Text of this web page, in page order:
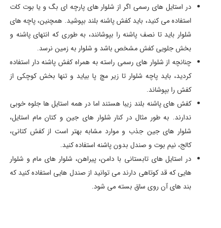
در استایل های رسمی اگر از شلوار های پارچه ای بگ و یا بوت کات
استفاده می کنید، باید کفش پاشنه بلند بپوشید. همچنین، پاچه های
شلوار باید تا نصف پاشنه را بپوشانند، به طوری که انتهای پاشنه و
بخش جلویی کفش مشخص باشد و شلوار به زمین نرسد.
چنانچه از شلوار های رسمی راسته به همراه کفش پاشنه دار استفاده
کردید، باید پاچه شلوار تا زیر مچ پا بیاید و تنها بخش کوچکی از
کفش را بپوشاند.
کفش های پاشنه بلند زیبا هستند اما در همه استایل ها جلوه خوبی
ندارند. به طور مثال در کنار شلوار های جین و کتان مام استایل،
شلوار های جین جذب و موارد مشابه بهتر است از کفش کتانی،
کالج، نیم بوت و صندل بدون پاشنه استفاده کنید.
در استایل های تابستانی با دامن، پیراهن، شلوار های مام و شلوار
هایی که قد کوتاهی دارند می توانید از صندل هایی استفاده کنید که
بند های آن روی ساق بسته می شود.